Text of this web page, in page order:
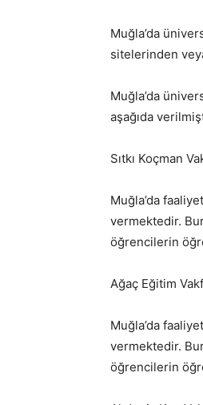
Muğla’da
sitelerinden
Muğla’da
aşağıda
Sıtkı Koçman
Muğla’da
vermektedir.
öğrencilerin
Ağaç Eğitim
Muğla’da
vermektedir.
öğrencilerin